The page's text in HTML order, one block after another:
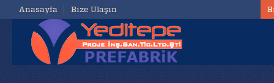
Anasayfa Bize Ulaşın